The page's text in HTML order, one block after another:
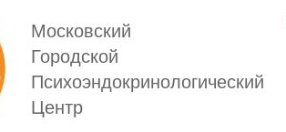
Московский
Городской
Психоэндокринологический
Центр